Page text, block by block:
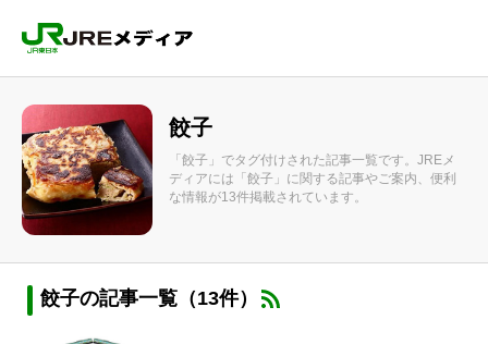
餃子
「餃子」でタグ付けされた記事一覧です。JREメ
ディアには「餃子」に関する記事やご案内、便利
な情報が13件掲載されています。
餃子の記事一覧（13件）